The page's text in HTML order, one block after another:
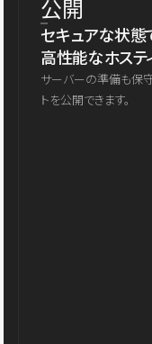
公開
セキュアな状態
高性能なホステ
サーバーの準備も保
トを公開できます。